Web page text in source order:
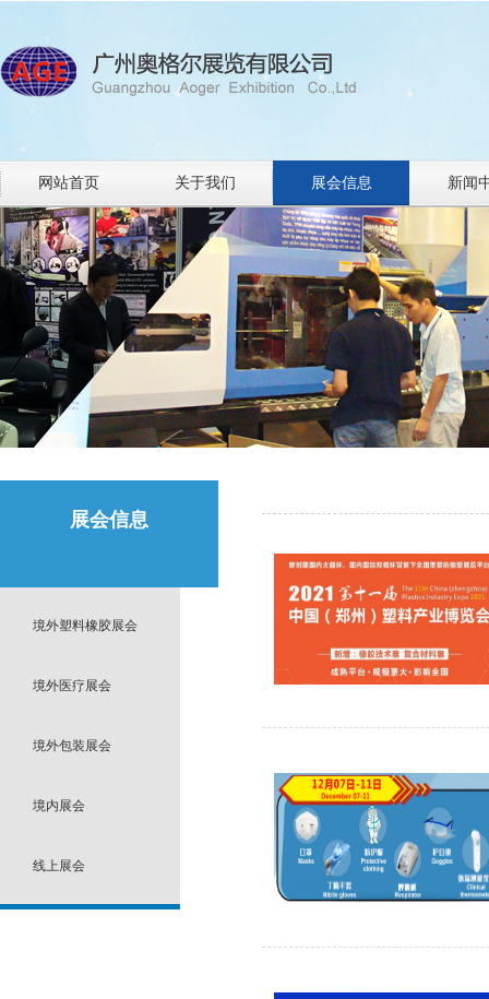
网站首页 关于我们 展会信息 新闻
展会信息
境外塑料橡胶展会
境外医疗展会
境外包装展会
境内展会
线上展会